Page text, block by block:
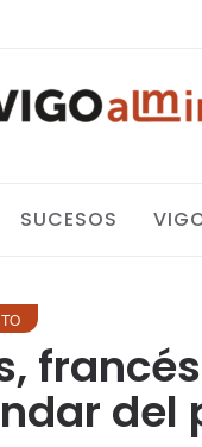
SUCESOS
del